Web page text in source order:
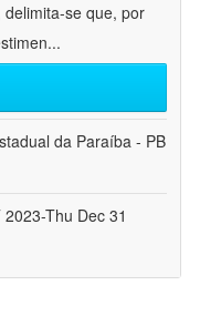
se que, por
...
da Paraíba - PB
Thu Dec 31